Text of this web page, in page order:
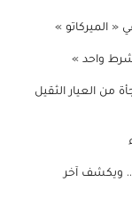
« الميركاتو »
واحد »
من العيار الثقيل
ويكشف آخر